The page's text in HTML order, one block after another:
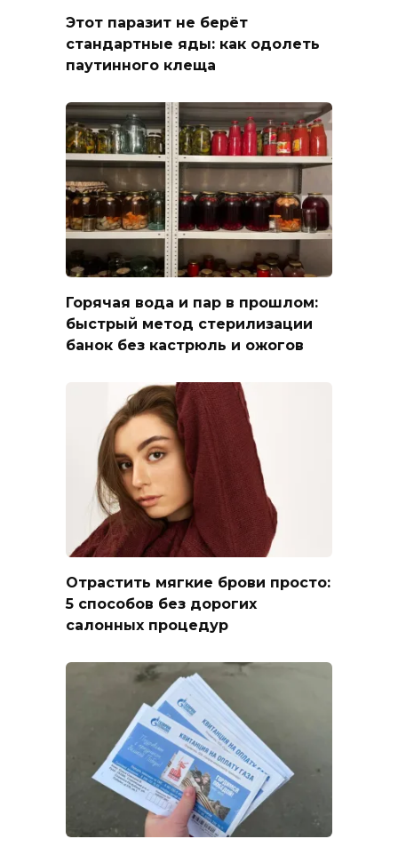
Этот паразит не берёт
стандартные яды: как одолеть
паутинного клеща
Горячая вода и пар в прошлом:
быстрый метод стерилизации
банок без кастрюль и ожогов
Отрастить мягкие брови просто:
5 способов без дорогих
салонных процедур